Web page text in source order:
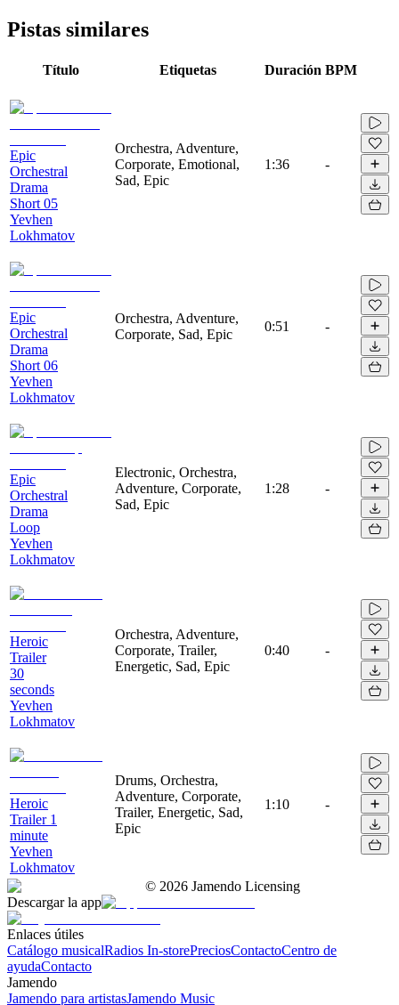
Pistas similares
Título Etiquetas Duración BPM
Epic
Orchestral
Drama
Short 05
Yevhen
Lokhmatov
Orchestra, Adventure,
Corporate, Emotional,
Sad, Epic
1:36 -
Epic
Orchestral
Drama
Short 06
Yevhen
Lokhmatov
Orchestra, Adventure,
Corporate, Sad, Epic
0:51 -
Epic
Orchestral
Drama
Loop
Yevhen
Lokhmatov
Electronic, Orchestra,
Adventure, Corporate,
Sad, Epic
1:28 -
Heroic
Trailer
30
seconds
Yevhen
Lokhmatov
Orchestra, Adventure,
Corporate, Trailer,
Energetic, Sad, Epic
0:40 -
Heroic
Trailer 1
minute
Yevhen
Lokhmatov
Drums, Orchestra,
Adventure, Corporate,
Trailer, Energetic, Sad,
Epic
1:10 -
© 2026 Jamendo Licensing
Descargar la app
Enlaces útiles
Catálogo musicalRadios In-storePreciosContactoCentro de
ayudaContacto
Jamendo
Jamendo para artistasJamendo Music